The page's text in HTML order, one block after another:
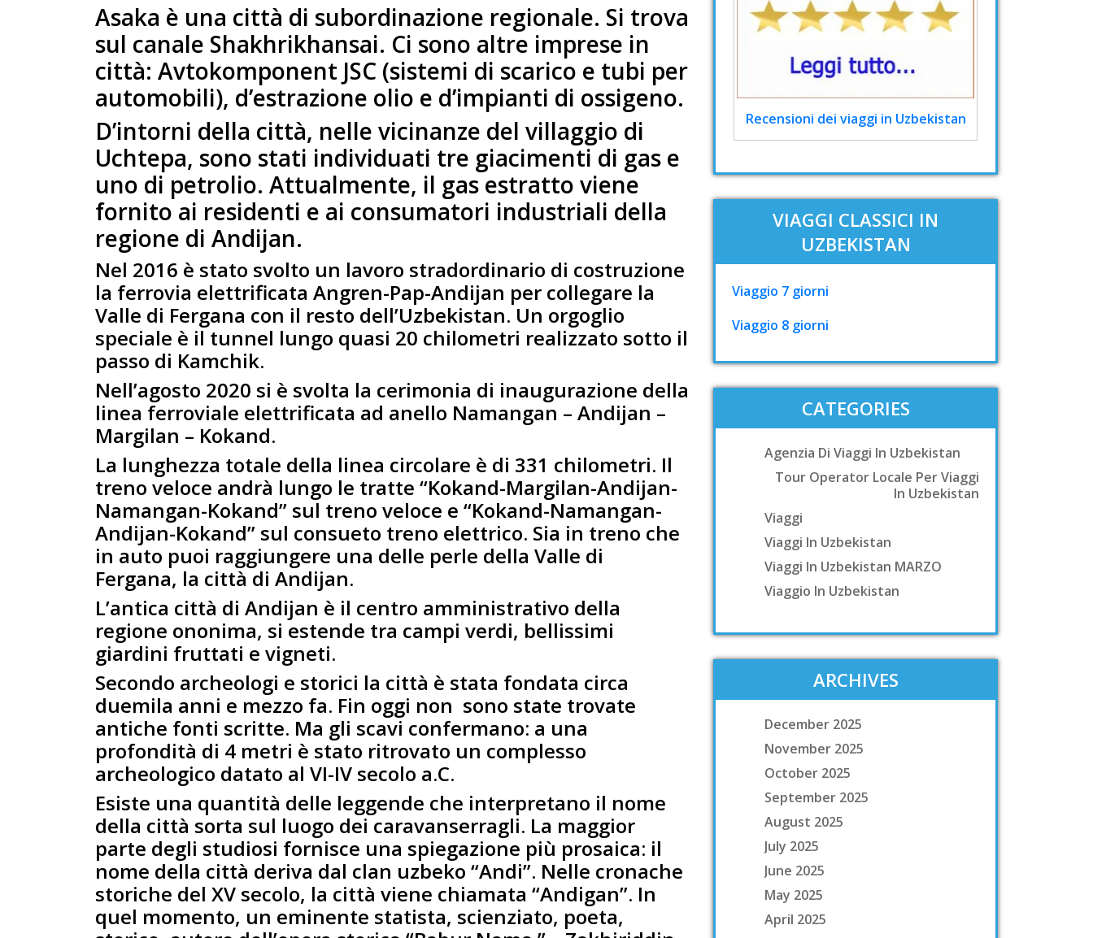
Asaka è una città di subordinazione regionale. Si trova
sul canale Shakhrikhansai. Ci sono altre imprese in
città: Avtokomponent JSC (sistemi di scarico e tubi per
automobili), d’estrazione olio e d’impianti di ossigeno.
D’intorni della città, nelle vicinanze del villaggio di
Uchtepa, sono stati individuati tre giacimenti di gas e
uno di petrolio. Attualmente, il gas estratto viene
fornito ai residenti e ai consumatori industriali della
regione di Andijan.
Nel 2016 è stato svolto un lavoro stradordinario di costruzione
la ferrovia elettrificata Angren-Pap-Andijan per collegare la
Valle di Fergana con il resto dell’Uzbekistan. Un orgoglio
speciale è il tunnel lungo quasi 20 chilometri realizzato sotto il
passo di Kamchik.
Nell’agosto 2020 si è svolta la cerimonia di inaugurazione della
linea ferroviale elettrificata ad anello Namangan – Andijan –
Margilan – Kokand.
La lunghezza totale della linea circolare è di 331 chilometri. Il
treno veloce andrà lungo le tratte “Kokand-Margilan-Andijan-
Namangan-Kokand” sul treno veloce e “Kokand-Namangan-
Andijan-Kokand” sul consueto treno elettrico. Sia in treno che
in auto puoi raggiungere una delle perle della Valle di
Fergana, la città di Andijan.
L’antica città di Andijan è il centro amministrativo della
regione ononima, si estende tra campi verdi, bellissimi
giardini fruttati e vigneti.
Secondo archeologi e storici la città è stata fondata circa
duemila anni e mezzo fa. Fin oggi non sono state trovate
antiche fonti scritte. Ma gli scavi confermano: a una
profondità di 4 metri è stato ritrovato un complesso
archeologico datato al VI-IV secolo a.C.
Esiste una quantità delle leggende che interpretano il nome
della città sorta sul luogo dei caravanserragli. La maggior
parte degli studiosi fornisce una spiegazione più prosaica: il
nome della città deriva dal clan uzbeko “Andi”. Nelle cronache
storiche del XV secolo, la città viene chiamata “Andigan”. In
quel momento, un eminente statista, scienziato, poeta,
Recensioni dei viaggi in Uzbekistan
VIAGGI CLASSICI IN
UZBEKISTAN
Viaggio 7 giorni
Viaggio 8 giorni
CATEGORIES
Agenzia Di Viaggi In Uzbekistan
Tour Operator Locale Per Viaggi
In Uzbekistan
Viaggi
Viaggi In Uzbekistan
Viaggi In Uzbekistan MARZO
Viaggio In Uzbekistan
ARCHIVES
December 2025
November 2025
October 2025
September 2025
August 2025
July 2025
June 2025
May 2025
April 2025